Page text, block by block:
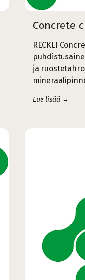
Concrete
RECKLI
ja
Lue lisää →